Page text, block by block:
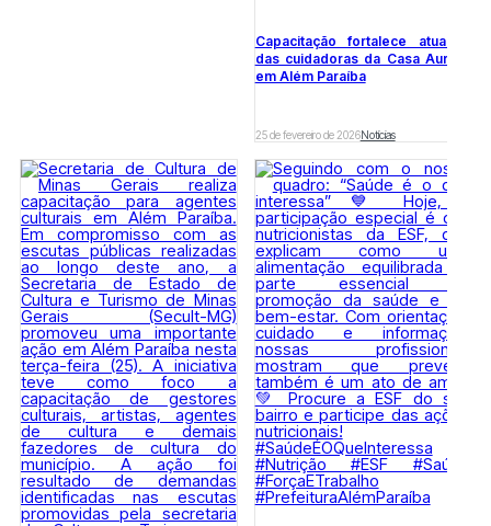
Capacitação fortalece atuação
das cuidadoras da Casa Aurora
em Além Paraíba
25 de fevereiro de 2026Notícias